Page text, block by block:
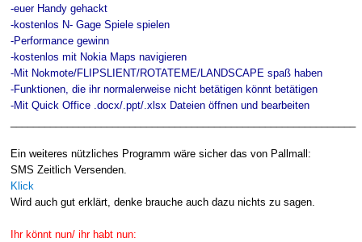
-euer Handy gehackt
-kostenlos N- Gage Spiele spielen
-Performance gewinn
-kostenlos mit Nokia Maps navigieren
-Mit Nokmote/FLIPSLIENT/ROTATEME/LANDSCAPE spaß haben
-Funktionen, die ihr normalerweise nicht betätigen könnt betätigen
-Mit Quick Office .docx/.ppt/.xlsx Dateien öffnen und bearbeiten
Ein weiteres nützliches Programm wäre sicher das von Pallmall:
SMS Zeitlich Versenden.
Klick
Wird auch gut erklärt, denke brauche auch dazu nichts zu sagen.
Ihr könnt nun/ ihr habt nun: